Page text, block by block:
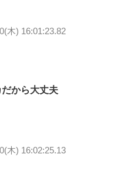
木) 16:01:23.82
から大丈夫
木) 16:02:25.13